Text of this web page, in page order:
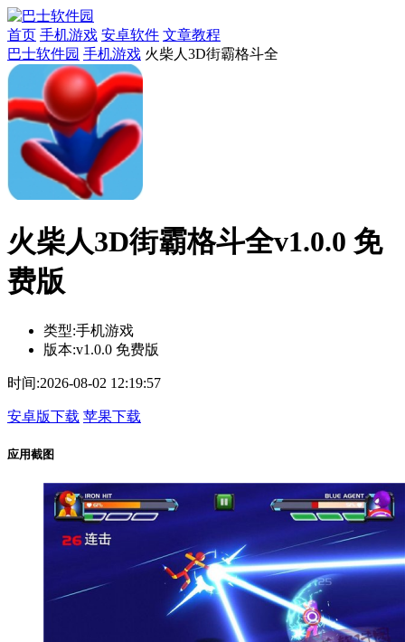
首页 手机游戏 安卓软件 文章教程
巴士软件园 手机游戏 火柴人3D街霸格斗全
火柴人3D街霸格斗全v1.0.0 免
费版
类型:手机游戏
版本:v1.0.0 免费版
时间:2026-08-02 12:19:57
安卓版下载 苹果下载
应用截图